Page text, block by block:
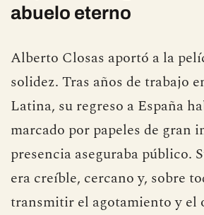
abuelo eterno
Alberto Closas aportó a la
solidez. Tras años de trabajo
Latina, su regreso a España
marcado por papeles de gran
presencia aseguraba público.
era creíble, cercano y, sobre
transmitir el agotamiento y el